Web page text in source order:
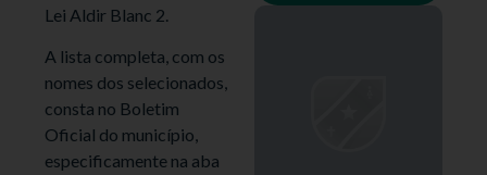
Lei Aldir Blanc 2.
A lista completa, com os
nomes dos selecionados,
consta no Boletim
Oficial do município,
especificamente na aba